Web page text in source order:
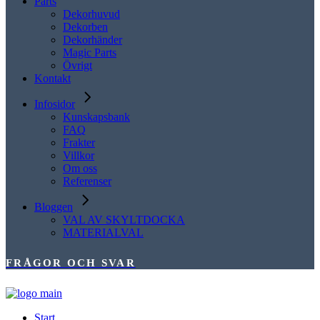
Dekorhuvud
Dekorben
Dekorhänder
Magic Parts
Övrigt
Kontakt
Infosidor
Kunskapsbank
FAQ
Frakter
Villkor
Om oss
Referenser
Bloggen
VAL AV SKYLTDOCKA
MATERIALVAL
FRÅGOR OCH SVAR
Start